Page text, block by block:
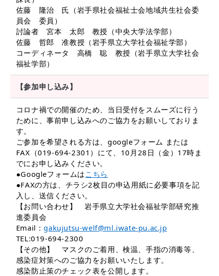
佐藤 隆治 氏（岩手県社会福祉士会地域共生社会委
員会 委員）
討論者 宮本 太郎 教授（中央大学法学部）
佐藤 哲郎 准教授（岩手県立大学社会福祉学部）
コーディネータ 高橋 聡 教授（岩手県立大学社会
福祉学部）
【参加申し込み】
コロナ禍での開催のため、当日受付をスムーズに行う
ために、事前申し込みへのご協力をお願いしておりま
す。
ご参加を希望される方は、googleフォーム または
FAX（019-694-2301）にて、10月28日（金）17時ま
でにお申し込みください。
●Googleフォームは こちら
●FAXの方は、チラシ2枚目の申込用紙に必要事項を記
入し、送信ください。
【お問い合わせ】 岩手県立大学社会福祉学部研究推
進委員会
Email：gakujutsu-welf@ml.iwate-pu.ac.jp
TEL:019-694-2300
【その他】 マスクのご着用、検温、手指の消毒等、
感染症対策へのご協力をお願いいたします。
感染防止策のチェック表を公開します。